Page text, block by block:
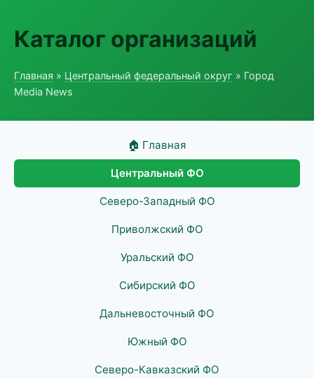
Каталог организаций
Главная » Центральный федеральный округ » Город
Media News
🏠 Главная
Центральный ФО
Северо-Западный ФО
Приволжский ФО
Уральский ФО
Сибирский ФО
Дальневосточный ФО
Южный ФО
Северо-Кавказский ФО